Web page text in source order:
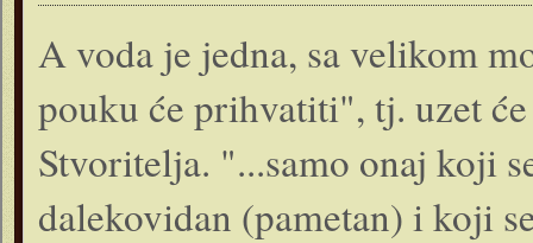
A voda je jedna, sa velikom
pouku će prihvatiti", tj. uzet
Stvoritelja. "...samo onaj koji
dalekovidan (pametan) i koji